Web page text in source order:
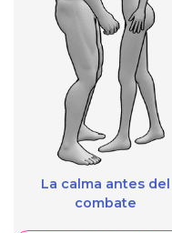
La calma antes del
combate